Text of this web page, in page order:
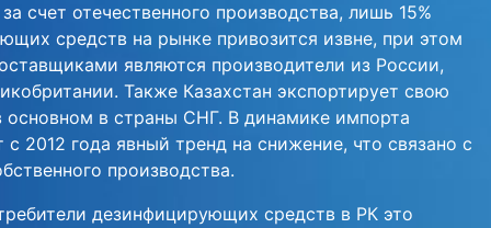
счет отечественного производства, лишь 15%
средств на рынке привозится извне, при этом
являются производители из России,
Также Казахстан экспортирует свою
основном в страны СНГ. В динамике импорта
с 2012 года явный тренд на снижение, что связано с
производства.
дезинфицирующих средств в РК это